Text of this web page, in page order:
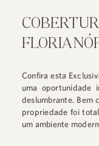
Confira esta
uma oportunidade
deslumbrante. Bem
propriedade foi
um ambiente